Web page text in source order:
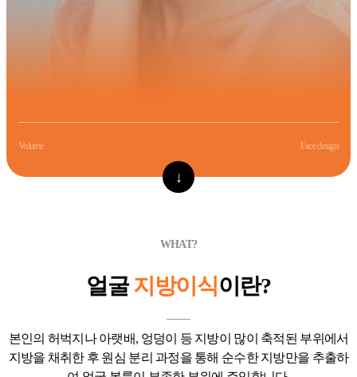
Volume Face design
↓
WHAT?
얼굴지방이식이란?
본인의 허벅지나 아랫배, 엉덩이 등 지방이 많이 축적된 부위에서
지방을 채취한 후 원심 분리 과정을 통해 순수한 지방만을 추출하